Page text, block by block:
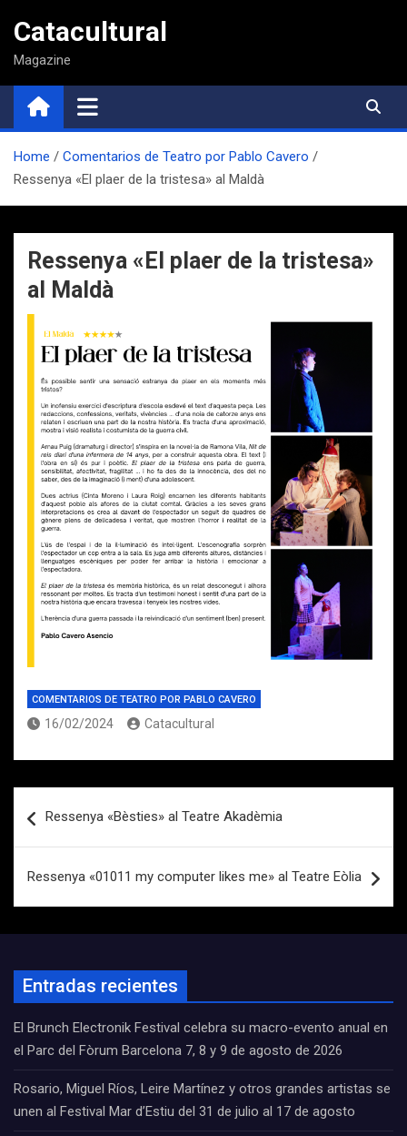
contenido
Catacultural
Magazine
Home
Comentarios de Teatro por Pablo Cavero
Ressenya «El plaer de la tristesa» al Maldà
Ressenya «El plaer de la tristesa»
al Maldà
COMENTARIOS DE TEATRO POR PABLO CAVERO
16/02/2024 Catacultural
de
Ressenya «Bèsties» al Teatre Akadèmia
Ressenya «01011 my computer likes me» al Teatre Eòlia
Entradas recientes
El Brunch Electronik Festival celebra su macro-evento anual en
el Parc del Fòrum Barcelona 7, 8 y 9 de agosto de 2026
Rosario, Miguel Ríos, Leire Martínez y otros grandes artistas se
unen al Festival Mar d’Estiu del 31 de julio al 17 de agosto